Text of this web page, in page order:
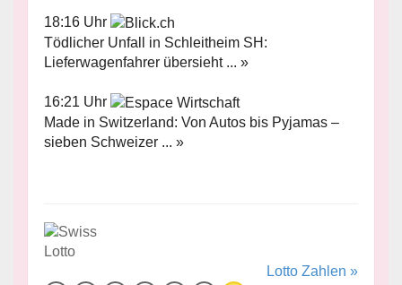
18:16 Uhr
Tödlicher Unfall in Schleitheim SH:
Lieferwagenfahrer übersieht ... »
16:21 Uhr
Made in Switzerland: Von Autos bis Pyjamas –
sieben Schweizer ... »
Lotto Zahlen »